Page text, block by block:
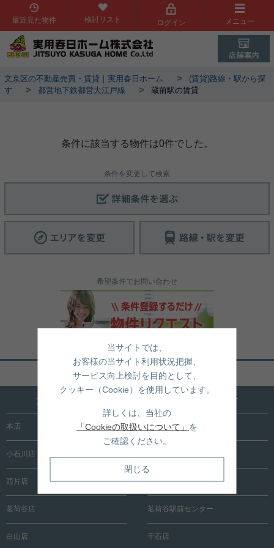
最近見た物件 検討リスト ログイン メニュー
文京区の不動産売買・賃貸｜実用春日ホーム >
(賃貸)路線・駅から探
す
> 都営地下鉄都営大江戸線 > 蔵前駅の賃貸
条件に該当する物件は0件でした。
条件を変更して検索
希望条件でお問い合わせ
ページトップへ戻る
文京区内に15店舗！売買も賃貸も全店で承ります
本店 根津店
小石川店
西片店 後楽園店
茗荷谷店 茗荷谷駅前センター
白山店 千石店
当サイトでは、
お客様の当サイト利用状況把握、
サービス向上検討を目的として、
クッキー（Cookie）を使用しています。
詳しくは、当社の
「Cookieの取扱いについて」 を
ご確認ください。
閉じる